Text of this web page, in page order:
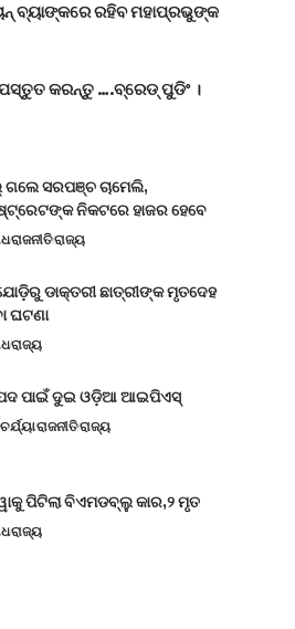
ବ୍ୟାଙ୍କରେ ରହିବ ମହାପ୍ରଭୁଙ୍କ
କରନ୍ତୁ ….ବ୍ରେଡ୍ ପୁଡିଂ ।
ଗଲେ ସରପଞ୍ଚ ଚାମେଲି,
ନିକଟରେ ହାଜର ହେବେ
ରାଜନୀତିରାଜ୍ୟ
ଡାକ୍ତରୀ ଛାତ୍ରୀଙ୍କ ମୃତଦେହ
ଘଟଣା
ରାଜ୍ୟ
ପାଇଁ ଦୁଇ ଓଡ଼ିଆ ଆଇପିଏସ୍
ରାଜନୀତିରାଜ୍ୟ
ପିଟିଲା ବିଏମଡବ୍ଲୁ କାର,୨ ମୃତ
ରାଜ୍ୟ